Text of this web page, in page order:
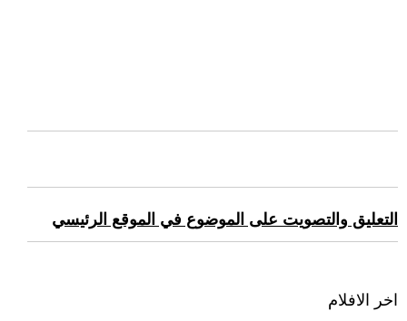
التعليق والتصويت على الموضوع في الموقع الرئيسي
اخر الافلام